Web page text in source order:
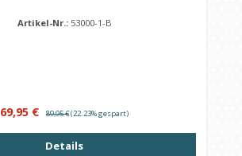
Artikel-Nr.: 53000-1-B
Verkaufspreis:
69,95 € Regulärer Preis:
89,95 €(22.23% gespart)
Details